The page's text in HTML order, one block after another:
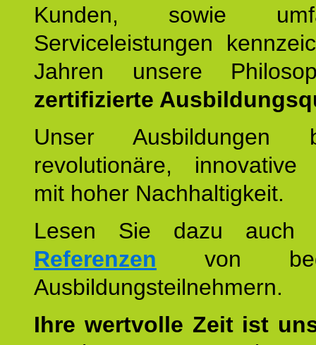
Kunden, sowie
Serviceleistungen
Jahren unsere
zertifizierte
Unser Ausbildungen
revolutionäre, innovative
mit hoher Nachhaltigkeit.
Lesen Sie dazu
Referenzen von
Ausbildungsteilnehmern.
Ihre wertvolle Zeit ist